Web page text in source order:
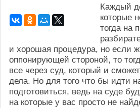
Каждый
которые
тогда на
и хорошая процедура, но если
оппонирующей стороной, то
все через суд, который и
дела. Но для того что бы идти
подготовиться, ведь на суде
на которые у вас просто не